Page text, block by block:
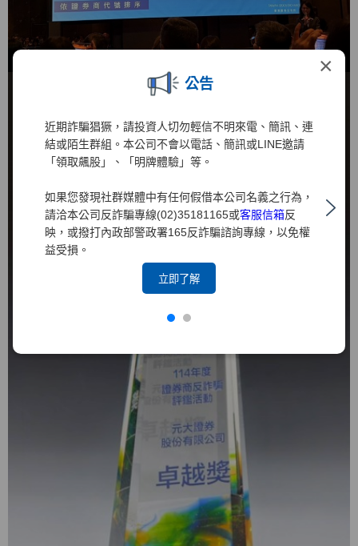
×
公告
近期詐騙猖獗，請投資人切勿輕信不明來電、簡訊、連
結或陌生群組。本公司不會以電話、簡訊或LINE邀請
「領取飆股」、「明牌體驗」等。
如果您發現社群媒體中有任何假借本公司名義之行為，
請洽本公司反詐騙專線(02)35181165或客服信箱反
映，或撥打內政部警政署165反詐騙諮詢專線，以免權
益受損。
立即了解